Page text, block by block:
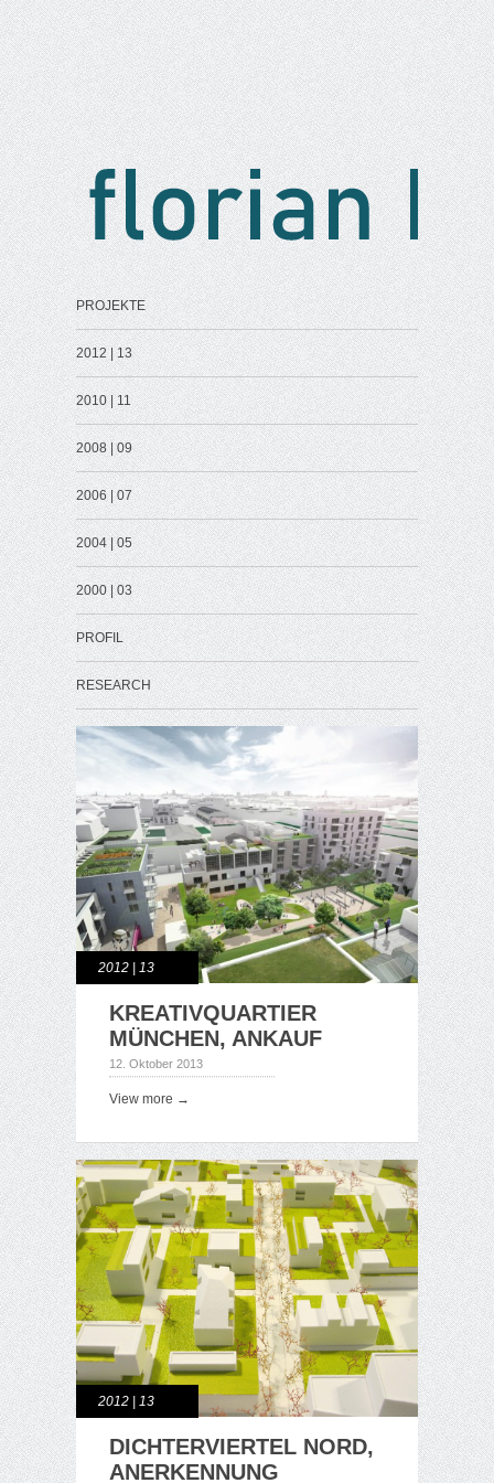
PROJEKTE
2012 | 13
2010 | 11
2008 | 09
2006 | 07
2004 | 05
2000 | 03
PROFIL
RESEARCH
2012 | 13
KREATIVQUARTIER
MÜNCHEN, ANKAUF
12. Oktober 2013
View more →
2012 | 13
DICHTERVIERTEL NORD,
ANERKENNUNG